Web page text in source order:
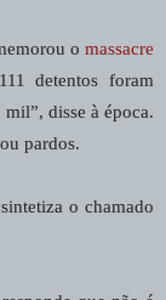
o massacre
detentos foram
disse à época.
pardos.
o chamado